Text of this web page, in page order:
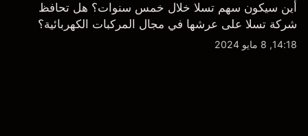
أين سيكون سهم تسلا خلال خمس سنوات؟ هل تحافظ
شركة تسلا على عرشها في مجال المركبات الكهربائية؟
14:18, 8 مايو 2024